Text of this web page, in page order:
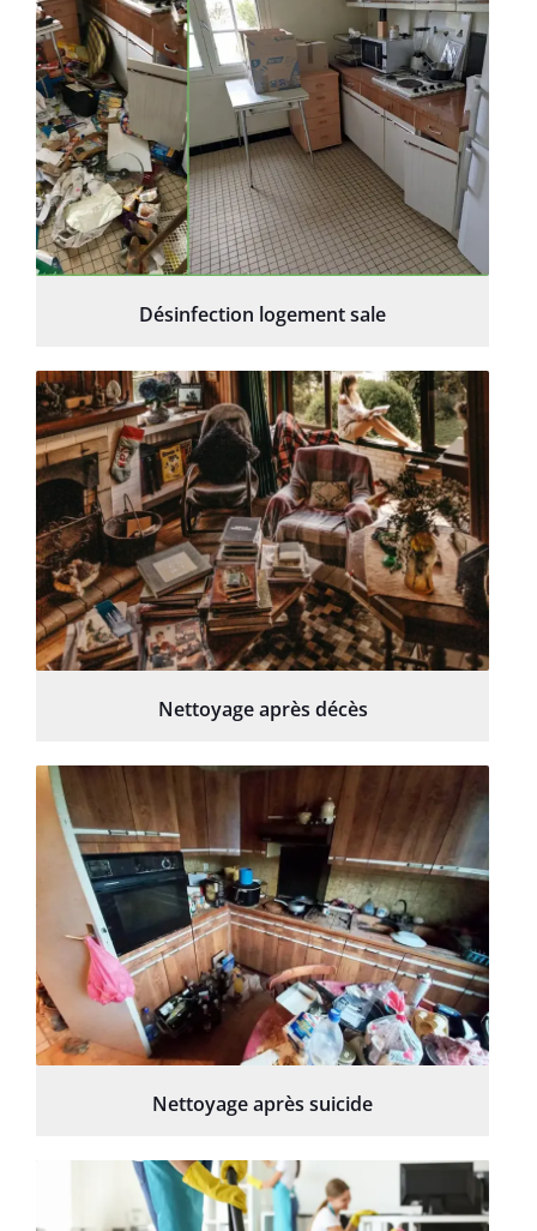
Désinfection logement sale
Nettoyage après décès
Nettoyage après suicide